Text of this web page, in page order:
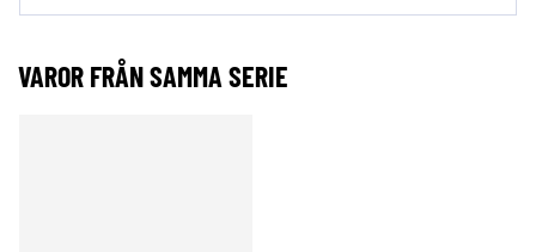
VAROR FRÅN SAMMA SERIE